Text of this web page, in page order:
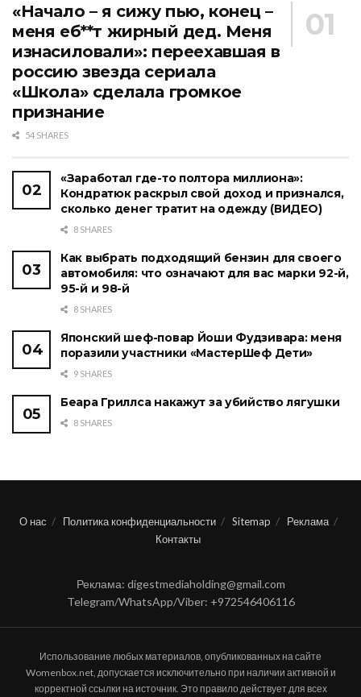
«Начало – я сижу пью, конец –
меня еб**т жирный дед. Меня
изнасиловали»: переехавшая в
россию звезда сериала
«Школа» сделала громкое
признание
54 SHARES
«Заработал где-то полтора миллиона»:
Кондратюк раскрыл свой доход и признался,
сколько денег тратит на одежду (ВИДЕО)
8 SHARES
Как выбрать подходящий бензин для своего
автомобиля: что означают для вас марки 92-й,
95-й и 98-й
8 SHARES
Японский шеф-повар Йоши Фудзивара: меня
поразили участники «МастерШеф Дети»
9 SHARES
Беара Гриллса накажут за убийство лягушки
8 SHARES
О нас Политика конфиденциальности Sitemap
Реклама
Контакты
Реклама: digestmediaholding@gmail.com
Telegram/WhatsApp/Viber: +972546406116
Использование любых материалов, опубликованных на сайте
Womenbox.net, допускается исключительно при наличии активной и
корректной ссылки на источник. Это правило действует для всех